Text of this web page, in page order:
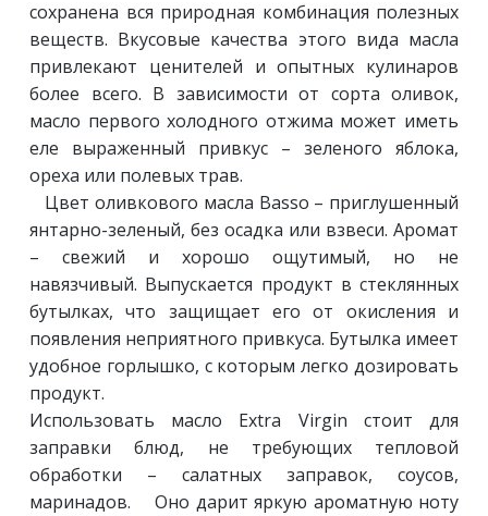
сохранена вся природная комбинация полезных
веществ. Вкусовые качества этого вида масла
привлекают ценителей и опытных кулинаров
более всего. В зависимости от сорта оливок,
масло первого холодного отжима может иметь
еле выраженный привкус – зеленого яблока,
ореха или полевых трав.
Цвет оливкового масла Basso – приглушенный
янтарно-зеленый, без осадка или взвеси. Аромат
– свежий и хорошо ощутимый, но не
навязчивый. Выпускается продукт в стеклянных
бутылках, что защищает его от окисления и
появления неприятного привкуса. Бутылка имеет
удобное горлышко, с которым легко дозировать
продукт.
Использовать масло Extra Virgin стоит для
заправки блюд, не требующих тепловой
обработки – салатных заправок, соусов,
маринадов. Оно дарит яркую ароматную ноту